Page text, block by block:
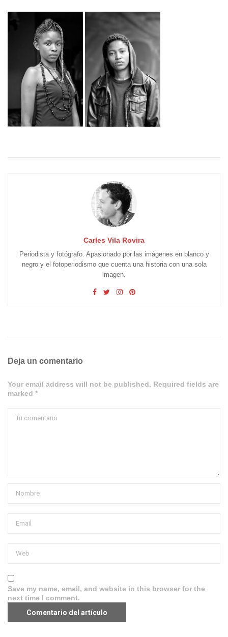
Carles Vila Rovira
Periodista y fotógrafo. Apasionado por las imágenes en blanco y
negro y el fotoperiodismo que cuenta una historia con una sola
imagen.
Deja un comentario
Your email address will not be published. Required fields are
marked *
Save my name, email, and website in this browser for the
next time I comment.